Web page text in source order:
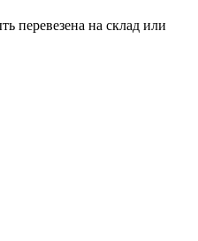
перевезена на склад или